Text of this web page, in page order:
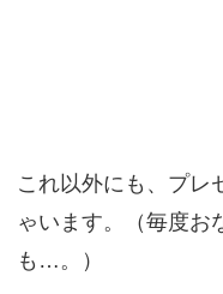
これ以外にも、プレ
ゃいます。（毎度お
も…。）